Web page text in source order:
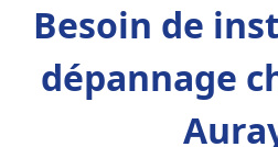
Besoin de
dépannage